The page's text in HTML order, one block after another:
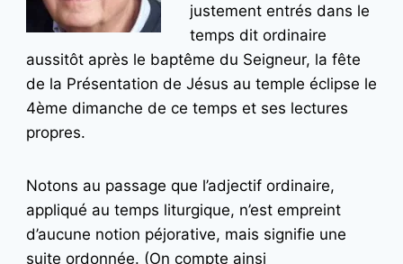
justement entrés dans le
temps dit ordinaire
aussitôt après le baptême du Seigneur, la fête
de la Présentation de Jésus au temple éclipse le
4ème dimanche de ce temps et ses lectures
propres.
Notons au passage que l’adjectif ordinaire,
appliqué au temps liturgique, n’est empreint
d’aucune notion péjorative, mais signifie une
suite ordonnée. (On compte ainsi